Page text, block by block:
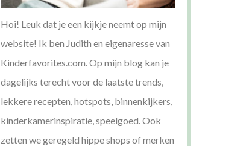
Hoi! Leuk dat je een kijkje neemt op mijn
website! Ik ben Judith en eigenaresse van
Kinderfavorites.com. Op mijn blog kan je
dagelijks terecht voor de laatste trends,
lekkere recepten, hotspots, binnenkijkers,
kinderkamerinspiratie, speelgoed. Ook
zetten we geregeld hippe shops of merken